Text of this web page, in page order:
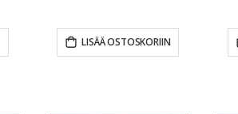
LISÄÄ OSTOSKORIIN